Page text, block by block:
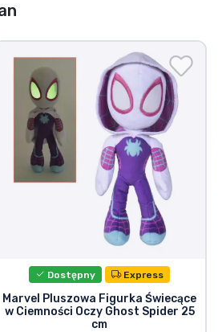
Dostępny Express
Marvel Pluszowa Figurka Świecące
w Ciemności Oczy Ghost Spider 25
cm